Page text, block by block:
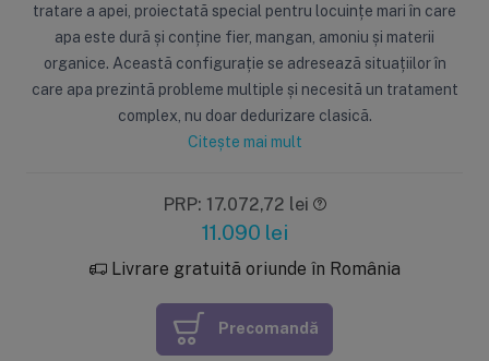
tratare a apei, proiectată special pentru locuințe mari în care
apa este dură și conține fier, mangan, amoniu și materii
organice. Această configurație se adresează situațiilor în
care apa prezintă probleme multiple și necesită un tratament
complex, nu doar dedurizare clasică.
Citește mai mult
PRP: 17.072,72 lei
11.090 lei
Livrare gratuită oriunde în România
Precomandă